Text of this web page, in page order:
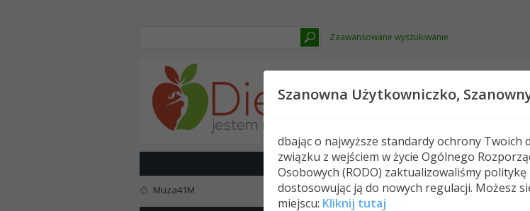
Zaawansowane wyszukiwanie
Nowe posty FAQ
Muza41M
Szanowna Użytkowniczko,
dbając o najwyższe standardy ochrony Twoich
związku z wejściem w życie Ogólnego
Osobowych (RODO) zaktualizowaliśmy
dostosowując ją do nowych regulacji. Możesz
miejscu: Kliknij tutaj